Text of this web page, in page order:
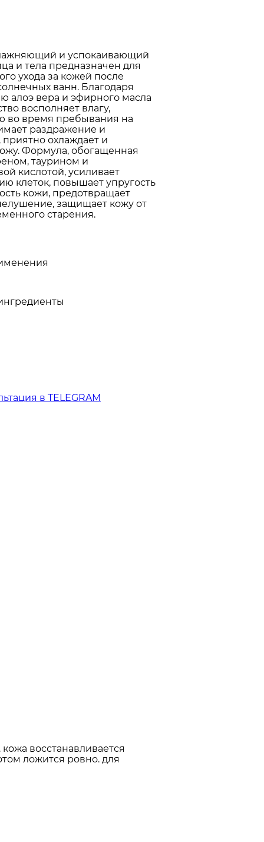
и успокаивающий
и тела предназначен для
ухода за кожей после
ванн. Благодаря
алоэ вера и эфирного масла
восполняет влагу,
во время пребывания на
раздражение и
приятно охлаждает и
Формула, обогащенная
таурином и
кислотой, усиливает
клеток, повышает упругость
кожи, предотвращает
защищает кожу от
старения.
в TELEGRAM
восстанавливается
ложится ровно. для